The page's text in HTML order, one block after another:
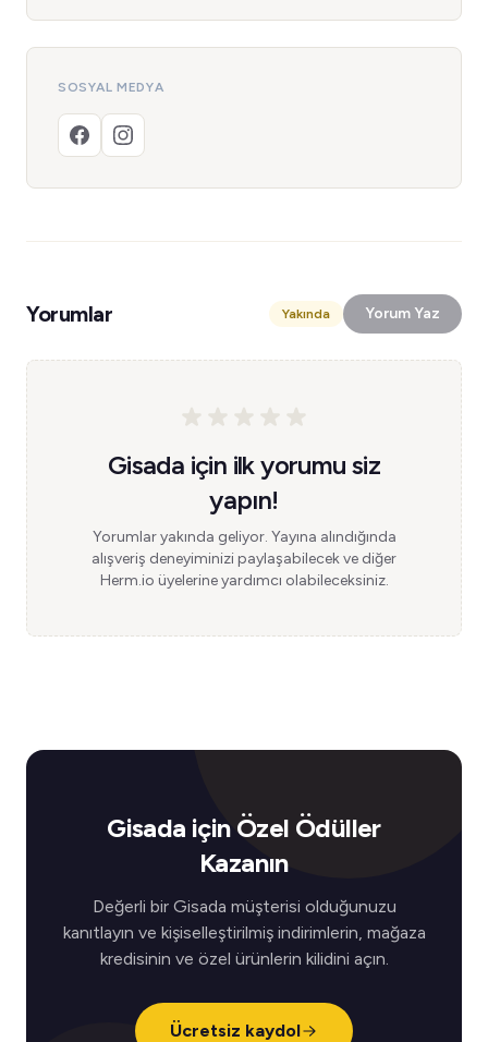
SOSYAL MEDYA
Yorumlar Yakında Yorum Yaz
Gisada için ilk yorumu siz
yapın!
Yorumlar yakında geliyor. Yayına alındığında
alışveriş deneyiminizi paylaşabilecek ve diğer
Herm.io üyelerine yardımcı olabileceksiniz.
Gisada için Özel Ödüller
Kazanın
Değerli bir Gisada müşterisi olduğunuzu
kanıtlayın ve kişiselleştirilmiş indirimlerin, mağaza
kredisinin ve özel ürünlerin kilidini açın.
Ücretsiz kaydol